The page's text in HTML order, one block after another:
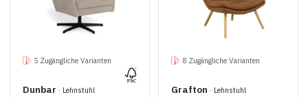
5 Zugängliche Varianten
Dunbar · Lehnstuhl
8 Zugängliche Varianten
Grafton · Lehnstuhl